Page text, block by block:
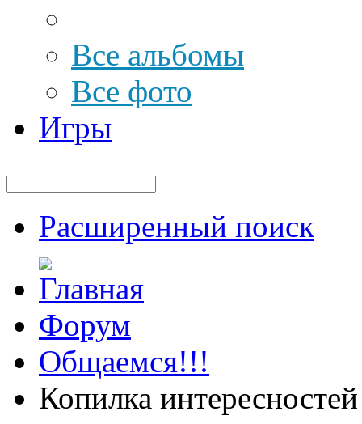
Все альбомы
Все фото
Игры
Расширенный поиск
Форум
Общаемся!!!
Копилка интересностей